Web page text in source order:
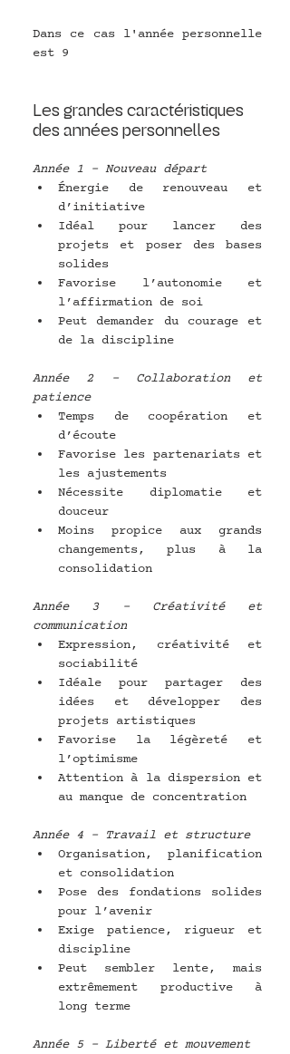
Dans ce cas l'année personnelle
est 9
Les grandes caractéristiques
des années personnelles
Année 1 – Nouveau départ
Énergie de renouveau et
d’initiative
Idéal pour lancer des
projets et poser des bases
solides
Favorise l’autonomie et
l’affirmation de soi
Peut demander du courage et
de la discipline
Année 2 – Collaboration et
patience
Temps de coopération et
d’écoute
Favorise les partenariats et
les ajustements
Nécessite diplomatie et
douceur
Moins propice aux grands
changements, plus à la
consolidation
Année 3 – Créativité et
communication
Expression, créativité et
sociabilité
Idéale pour partager des
idées et développer des
projets artistiques
Favorise la légèreté et
l’optimisme
Attention à la dispersion et
au manque de concentration
Année 4 – Travail et structure
Organisation, planification
et consolidation
Pose des fondations solides
pour l’avenir
Exige patience, rigueur et
discipline
Peut sembler lente, mais
extrêmement productive à
long terme
Année 5 – Liberté et mouvement